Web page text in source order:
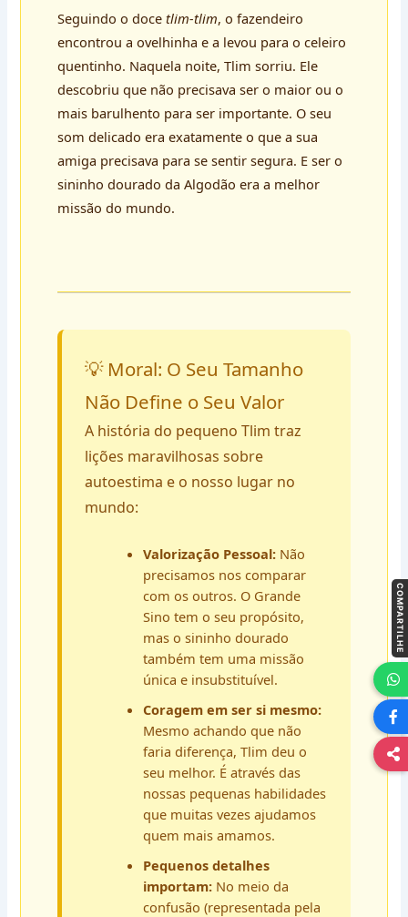
Seguindo o docetlim-tlim, o fazendeiro
encontrou a ovelhinha e a levou para o celeiro
quentinho. Naquela noite, Tlim sorriu. Ele
descobriu que não precisava ser o maior ou o
mais barulhento para ser importante. O seu
som delicado era exatamente o que a sua
amiga precisava para se sentir segura. E ser o
sininho dourado da Algodão era a melhor
missão do mundo.
💡 Moral: O Seu Tamanho
Não Define o Seu Valor
A história do pequeno Tlim traz
lições maravilhosas sobre
autoestima e o nosso lugar no
mundo:
Valorização Pessoal: Não
precisamos nos comparar
com os outros. O Grande
Sino tem o seu propósito,
mas o sininho dourado
também tem uma missão
única e insubstituível.
Coragem em ser si mesmo:
Mesmo achando que não
faria diferença, Tlim deu o
seu melhor. É através das
nossas pequenas habilidades
que muitas vezes ajudamos
quem mais amamos.
Pequenos detalhes
importam: No meio da
confusão (representada pela
COMPARTILHE